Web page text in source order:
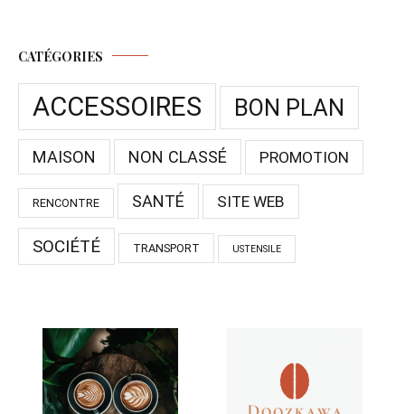
CATÉGORIES
ACCESSOIRES BON PLAN
MAISON NON CLASSÉ PROMOTION
RENCONTRE SANTÉ SITE WEB
SOCIÉTÉ TRANSPORT USTENSILE